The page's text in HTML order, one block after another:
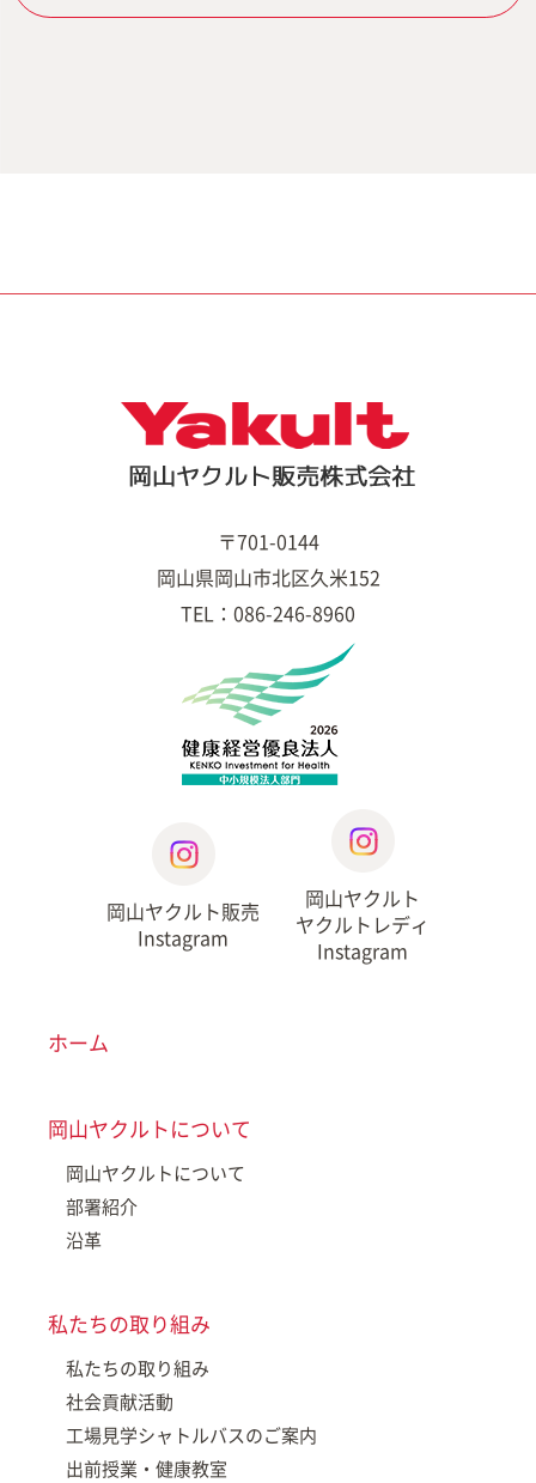
〒701-0144
岡山県岡山市北区久米152
TEL：086-246-8960
岡山ヤクルト販売
Instagram
岡山ヤクルト
ヤクルトレディ
Instagram
ホーム
岡山ヤクルトについて
岡山ヤクルトについて
部署紹介
沿革
私たちの取り組み
私たちの取り組み
社会貢献活動
工場見学シャトルバスのご案内
出前授業・健康教室